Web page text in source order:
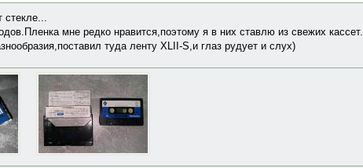
стекле...
мне редко нравится,поэтому я в них ставлю из свежих кассет.
туда ленту XLII-S,и глаз рудует и слух)